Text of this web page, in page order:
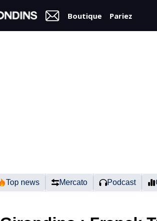
Boutique Pariez
Top news Mercato Podcast